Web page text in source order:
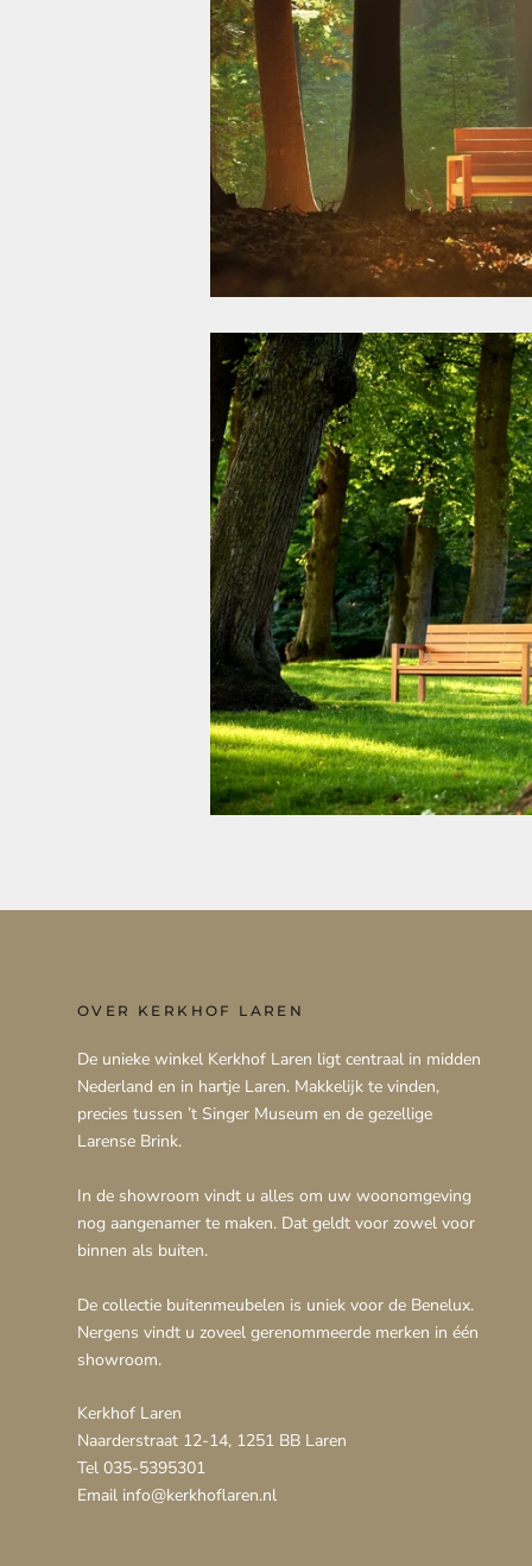
OVER KERKHOF LAREN
De unieke winkel Kerkhof Laren ligt centraal in midden
Nederland en in hartje Laren. Makkelijk te vinden,
precies tussen ’t Singer Museum en de gezellige
Larense Brink.
In de showroom vindt u alles om uw woonomgeving
nog aangenamer te maken. Dat geldt voor zowel voor
binnen als buiten.
De collectie buitenmeubelen is uniek voor de Benelux.
Nergens vindt u zoveel gerenommeerde merken in één
showroom.
Kerkhof Laren
Naarderstraat 12-14, 1251 BB Laren
Tel 035-5395301
Email info@kerkhoflaren.nl